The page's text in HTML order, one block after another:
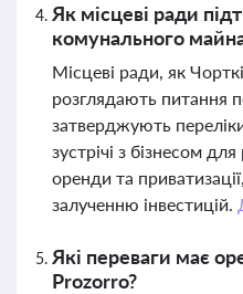
Як місцеві ради
комунального
Місцеві ради, як
розглядають питання
затверджують
зустрічі з бізнесом
оренди та
залученню інвестицій.
Які переваги має
Prozorro?